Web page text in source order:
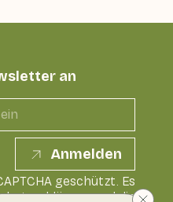
an
Anmelden
geschützt. Es
und die